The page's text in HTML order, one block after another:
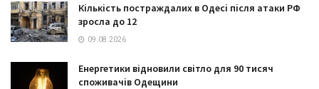
Кількість постраждалих в Одесі після атаки РФ
зросла до 12
09.08.2026
Енергетики відновили світло для 90 тисяч
споживачів Одещини